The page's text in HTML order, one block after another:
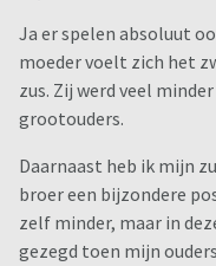
Ja er spelen absoluut
moeder voelt zich het
zus. Zij werd veel
grootouders.
Daarnaast heb ik mijn
broer een bijzondere
zelf minder, maar in
gezegd toen mijn